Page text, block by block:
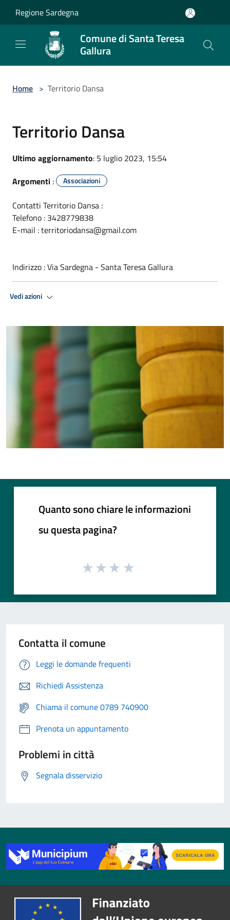
Regione Sardegna
Comune di Santa Teresa
Gallura
Home > Territorio Dansa
Territorio Dansa
Ultimo aggiornamento: 5 luglio 2023, 15:54
Argomenti : Associazioni
Contatti Territorio Dansa :
Telefono : 3428779838
E-mail : territoriodansa@gmail.com
Indirizzo : Via Sardegna - Santa Teresa Gallura
Vedi azioni
Quanto sono chiare le informazioni
su questa pagina?
Contatta il comune
Leggi le domande frequenti
Richiedi Assistenza
Chiama il comune 0789 740900
Prenota un appuntamento
Problemi in città
Segnala disservizio